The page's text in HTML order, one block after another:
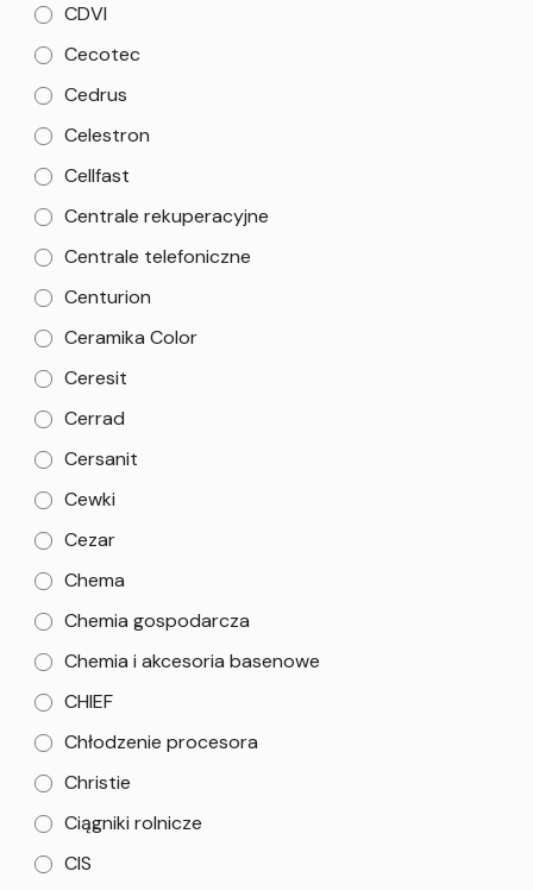
CDVI
Cecotec
Cedrus
Celestron
Cellfast
Centrale rekuperacyjne
Centrale telefoniczne
Centurion
Ceramika Color
Ceresit
Cerrad
Cersanit
Cewki
Cezar
Chema
Chemia gospodarcza
Chemia i akcesoria basenowe
CHIEF
Chłodzenie procesora
Christie
Ciągniki rolnicze
CIS